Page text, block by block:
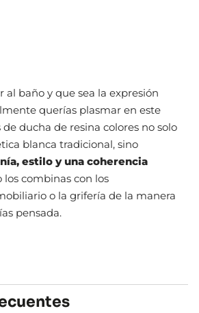
al baño y que sea la expresión
querías plasmar en este
de ducha de resina colores no solo
blanca tradicional, sino
estilo y una coherencia
combinas con los
o la grifería de la manera
pensada.
responde a una demanda
la seguridad y la
plato bonito no sirve de nada si